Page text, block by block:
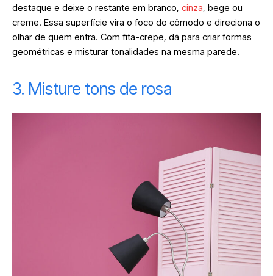
destaque e deixe o restante em branco, cinza, bege ou
creme. Essa superfície vira o foco do cômodo e direciona o
olhar de quem entra. Com fita-crepe, dá para criar formas
geométricas e misturar tonalidades na mesma parede.
3. Misture tons de rosa